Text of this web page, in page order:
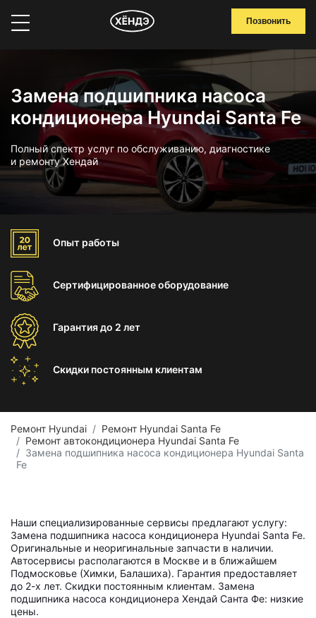
Позвонить
Замена подшипника насоса
кондиционера Hyundai Santa Fe
Полный спектр услуг по обслуживанию, диагностике
и ремонту Хендай
Опыт работы
Сертифицированноеоборудование
Гарантиядо 2 лет
Скидки постоянным клиентам
Ремонт Hyundai
Ремонт Hyundai Santa Fe
Ремонт автокондиционера Hyundai Santa Fe
Замена подшипника насоса кондиционера Hyundai Santa
Fe
Наши специализированные сервисы предлагают услугу:
Замена подшипника насоса кондиционера Hyundai Santa Fe.
Оригинальные и неоригинальные запчасти в наличии.
Автосервисы располагаются в Москве и в ближайшем
Подмосковье (Химки, Балашиха). Гарантия предоставляет
до 2-х лет. Скидки постоянным клиентам. Замена
подшипника насоса кондиционера Хендай Санта Фе: низкие
цены.